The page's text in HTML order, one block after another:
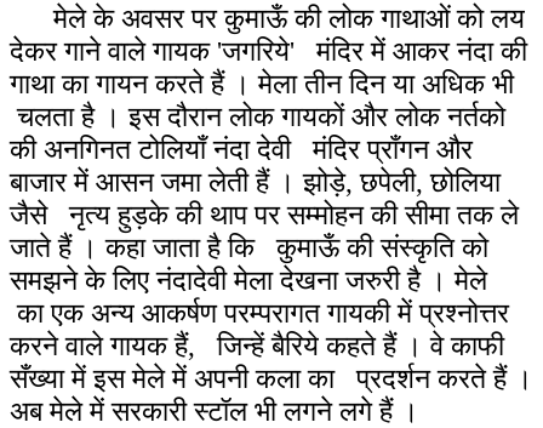
मेले के अवसर पर कुमाऊँ की लोक गाथाओं को लय
देकर गाने वाले गायक 'जगरिये' मंदिर में आकर नंदा की
गाथा का गायन करते हैं । मेला तीन दिन या अधिक भी
चलता है । इस दौरान लोक गायकों और लोक नर्तको
की अनगिनत टोलियाँ नंदा देवी मंदिर प्राँगन और
बाजार में आसन जमा लेती हैं । झोड़े, छपेली, छोलिया
जैसे नृत्य हुड़के की थाप पर सम्मोहन की सीमा तक ले
जाते हैं । कहा जाता है कि कुमाऊँ की संस्कृति को
समझने के लिए नंदादेवी मेला देखना जरुरी है । मेले
का एक अन्य आकर्षण परम्परागत गायकी में प्रश्नोत्तर
करने वाले गायक हैं, जिन्हें बैरिये कहते हैं । वे काफी
सँख्या में इस मेले में अपनी कला का प्रदर्शन करते हैं ।
अब मेले में सरकारी स्टॉल भी लगने लगे हैं ।